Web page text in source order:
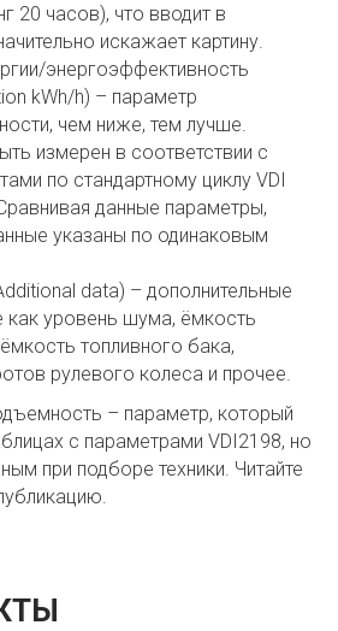
20 часов), что вводит в
искажает картину.
энергоэффективность
kWh/h) – параметр
чем ниже, тем лучше.
измерен в соответствии с
по стандартному циклу VDI
данные параметры,
указаны по одинаковым
data) – дополнительные
как уровень шума, ёмкость
топливного бака,
рулевого колеса и прочее.
– параметр, который
с параметрами VDI2198, но
при подборе техники. Читайте